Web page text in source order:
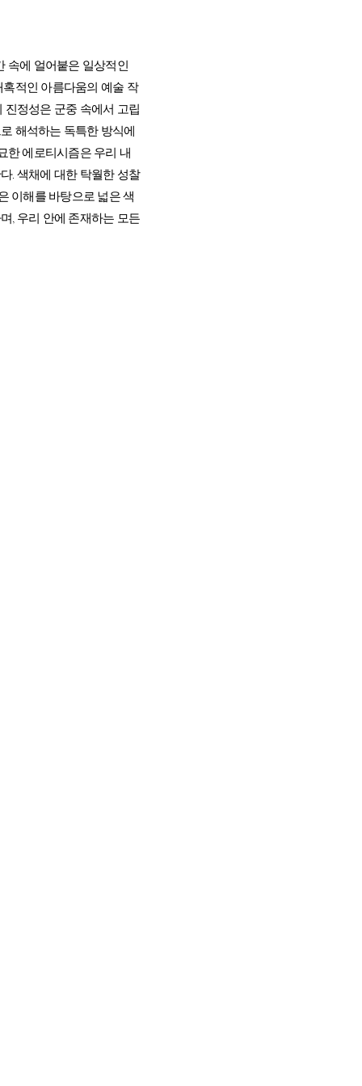
속에 얼어붙은 일상적인
적인 아름다움의 예술 작
진정성은 군중 속에서 고립
해석하는 독특한 방식에
한 에로티시즘은 우리 내
. 색채에 대한 탁월한 성찰
이해를 바탕으로 넓은 색
, 우리 안에 존재하는 모든